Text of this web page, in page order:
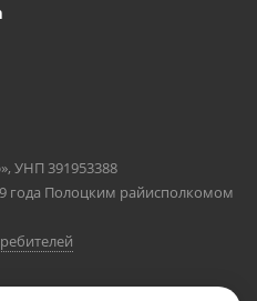
УНП 391953388
года Полоцким райисполкомом